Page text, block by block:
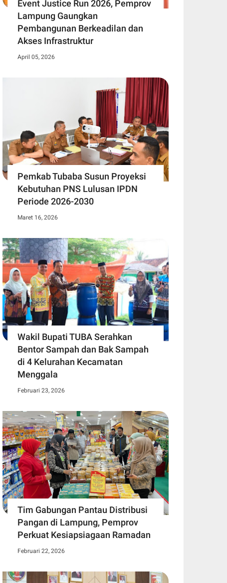
Event Justice Run 2026, Pemprov
Lampung Gaungkan
Pembangunan Berkeadilan dan
Akses Infrastruktur
April 05, 2026
Pemkab Tubaba Susun Proyeksi
Kebutuhan PNS Lulusan IPDN
Periode 2026-2030
Maret 16, 2026
Wakil Bupati TUBA Serahkan
Bentor Sampah dan Bak Sampah
di 4 Kelurahan Kecamatan
Menggala
Februari 23, 2026
Tim Gabungan Pantau Distribusi
Pangan di Lampung, Pemprov
Perkuat Kesiapsiagaan Ramadan
Februari 22, 2026